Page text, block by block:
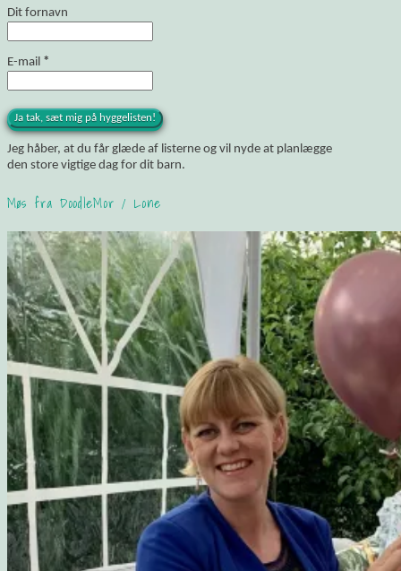
Dit fornavn
E-mail *
Jeg håber, at du får glæde af listerne og vil nyde at planlægge
den store vigtige dag for dit barn.
Møs fra DoodleMor / Lone